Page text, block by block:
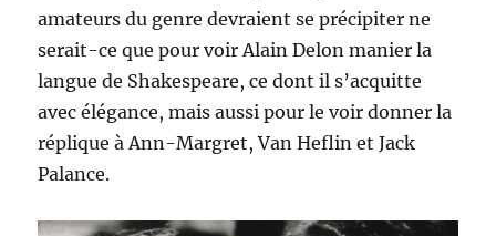
amateurs du genre devraient se précipiter ne
serait-ce que pour voir Alain Delon manier la
langue de Shakespeare, ce dont il s’acquitte
avec élégance, mais aussi pour le voir donner la
réplique à Ann-Margret, Van Heflin et Jack
Palance.